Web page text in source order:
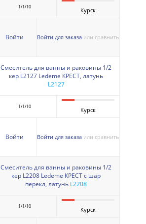
1/1/10 Курск
Войти Войти для заказа или сравнить
Смеситель для ванны и раковины 1/2
кер L2127 Ledeme КРЕСТ, латунь
L2127
1/1/10 Курск
Войти Войти для заказа или сравнить
Смеситель для ванны и раковины 1/2
кер L2208 Ledeme КРЕСТ с шар
перекл, латунь L2208
1/1/10 Курск